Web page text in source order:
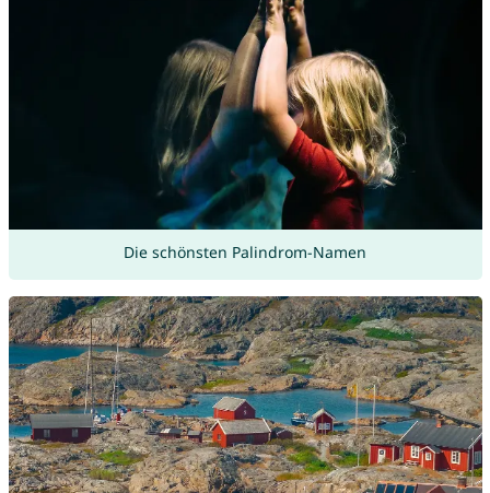
Die schönsten Palindrom-Namen